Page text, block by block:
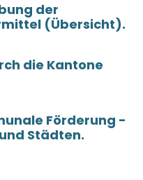
der
(Übersicht).
die Kantone
Förderung -
Städten.